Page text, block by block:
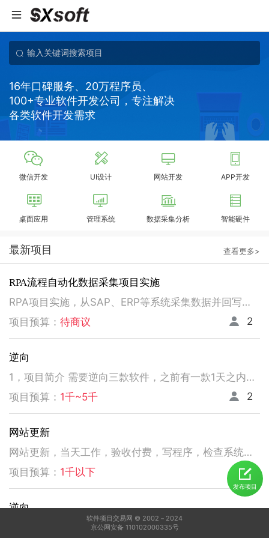
16年口碑服务、20万程序员、
100+专业软件开发公司，专注解决
各类软件开发需求
微信开发 UI设计 网站开发 APP开发
桌面应用 管理系统 数据采集分析 智能硬件
最新项目 查看更多>
RPA流程自动化数据采集项目实施
RPA项目实施，从SAP、ERP等系统采集数据并回写。请注意以下要求，不符合者请勿扰！ 1、熟悉掌握国内主流RPA设计实施，如弘玑、来也、艺赛旗等产品； 2、有大中型企业RPA流程设计、实施项目经验； 3、非远程、需要现场实施！！！！！！！
项目预算： 待商议 2
逆向
1，项目简介 需要逆向三款软件，之前有一款1天之内有人已经逆向出来，交付给我了。 2，功能需求 逆向出来后，不做任何功能改变，做加密授权就可以了三、人员要求 3，人员要求 精通逆向，做事速度快。不拖延项目进度，能保持实时交流，按时交付。 平台功能可正常使用，无明显bug。 提供项目源码
项目预算： 1千~5千 2
网站更新
网站更新，当天工作，验收付费，写程序，检查系统，更新资料库，按发现问题及时处理，写新的广州话A l软件
项目预算： 1千以下 5
逆向
发布项目
软件项目交易网 © 2002－2024
京公网安备 110102000335号